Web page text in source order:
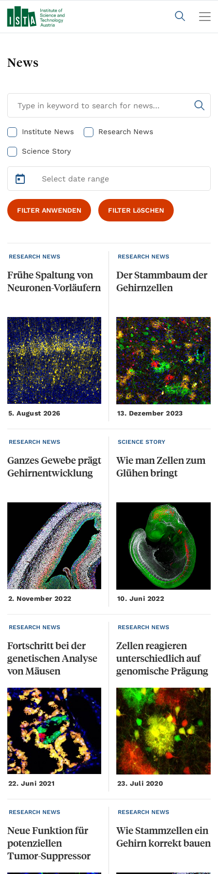
News
Institute News Research News
Science Story
FILTER ANWENDEN FILTER LöSCHEN
RESEARCH NEWS
FrüheSpaltungvon
Neuronen-Vorläufern
5. August 2026
RESEARCH NEWS
DerStammbaumder
Gehirnzellen
13. Dezember 2023
RESEARCH NEWS
GanzesGewebeprägt
Gehirnentwicklung
2. November 2022
SCIENCE STORY
WiemanZellenzum
Glühenbringt
10. Juni 2022
RESEARCH NEWS
Fortschritt bei der
genetischen Analyse
von Mäusen
22. Juni 2021
RESEARCH NEWS
Zellen reagieren
unterschiedlich auf
genomische Prägung
23. Juli 2020
RESEARCH NEWS
Neue Funktion für
potenziellen
Tumor-Suppressor
RESEARCH NEWS
WieStammzellenein
Gehirnkorrektbauen